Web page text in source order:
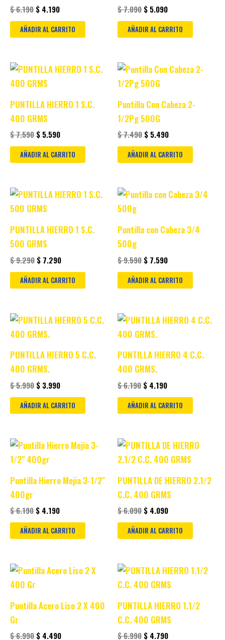
$6.190 $ 4.190
AÑADIR AL CARRITO
$7.090 $ 5.090
AÑADIR AL CARRITO
PUNTILLA HIERRO 1 S.C.
400 GRMS
$7.590
Original
price
was:
$ 5.590
Current
price
AÑADIR AL CARRITO
Puntilla Con Cabeza 2-
1/2Pg 500G
$7.490
Original
price
was:
$ 5.490
Current
price
AÑADIR AL CARRITO
PUNTILLA HIERRO 1 S.C.
500 GRMS
$9.290
Original
price
was:
$ 7.290
Current
price
AÑADIR AL CARRITO
Puntilla con Cabeza 3/4
500g
$9.590
Original
price
$ 7.590
Current
price
AÑADIR AL CARRITO
PUNTILLA HIERRO 5 C.C.
400 GRMS.
$5.990
Original
price
was:
$ 3.990
Current
price
AÑADIR AL CARRITO
PUNTILLA HIERRO 4 C.C.
400 GRMS.
$6.190
Original
price
was:
$ 4.190
Current
price
AÑADIR AL CARRITO
Puntilla Hierro Mejia 3-1/2″
400gr
$6.190
Original
price
was:
$ 4.190
Current
price
AÑADIR AL CARRITO
PUNTILLA DE HIERRO 2.1/2
C.C. 400 GRMS
$6.090
Original
price
was:
$ 4.090
Current
price
is:
AÑADIR AL CARRITO
Puntilla Acero Liso 2 X 400
Gr
$6.990
Original
price
$ 4.490
Current
price
PUNTILLA HIERRO 1.1/2
C.C. 400 GRMS
$6.990
Original
price
was:
$ 4.790
Current
price
is: